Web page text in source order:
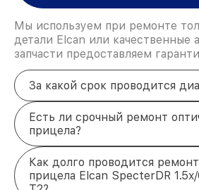
Мы используем при ремонте
детали Elcan или качественные
запчасти предоставляем
За какой срок проводится
Есть ли срочный ремонт
прицела?
Как долго проводится
прицела Elcan SpecterDR